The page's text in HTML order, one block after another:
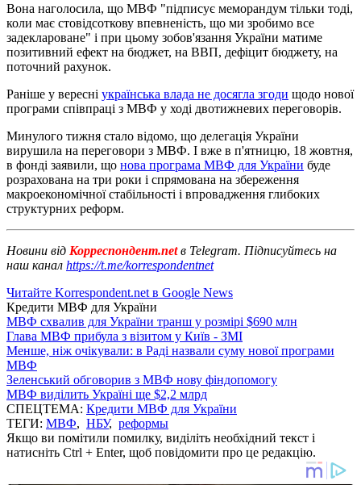
Вона наголосила, що МВФ "підписує меморандум тільки тоді,
коли має стовідсоткову впевненість, що ми зробимо все
задеклароване" і при цьому зобов'язання України матиме
позитивний ефект на бюджет, на ВВП, дефіцит бюджету, на
поточний рахунок.
Раніше у вересні українська влада не досягла згоди щодо нової
програми співпраці з МВФ у ході двотижневих переговорів.
Минулого тижня стало відомо, що делегація України
вирушила на переговори з МВФ. І вже в п'ятницю, 18 жовтня,
в фонді заявили, що нова програма МВФ для України буде
розрахована на три роки і спрямована на збереження
макроекономічної стабільності і впровадження глибоких
структурних реформ.
Новини від Корреспондент.netв Telegram. Підписуйтесь на
наш канал https://t.me/korrespondentnet
Читайте Korrespondent.net в Google News
Кредити МВФ для України
МВФ схвалив для України транш у розмірі $690 млн
Глава МВФ прибула з візитом у Київ - ЗМІ
Менше, ніж очікували: в Раді назвали суму нової програми
МВФ
Зеленський обговорив з МВФ нову фіндопомогу
МВФ виділить Україні ще $2,2 млрд
СПЕЦТЕМА: Кредити МВФ для України
ТЕГИ: МВФ, НБУ, реформы
Якщо ви помітили помилку, виділіть необхідний текст і
натисніть Ctrl + Enter, щоб повідомити про це редакцію.